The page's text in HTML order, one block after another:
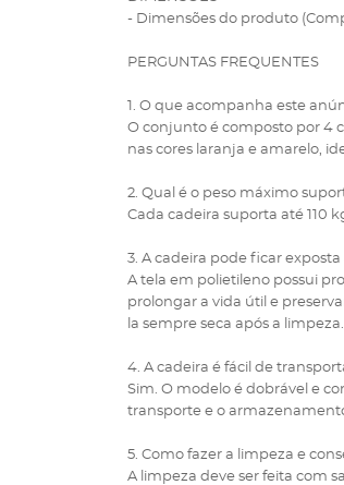
- Dimensões do produto
PERGUNTAS FREQUENTES
1. O que acompanha este
O conjunto é composto por 4
nas cores laranja e amarelo,
2. Qual é o peso máximo
Cada cadeira suporta até 110
3. A cadeira pode ficar
A tela em polietileno possui
prolongar a vida útil e
la sempre seca após a limpeza.
4. A cadeira é fácil de
Sim. O modelo é dobrável e
transporte e o
5. Como fazer a limpeza e
A limpeza deve ser feita com